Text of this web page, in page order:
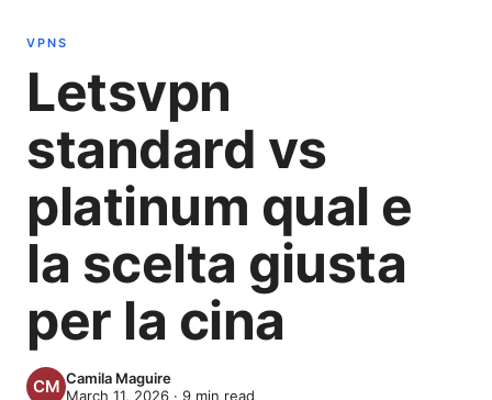
VPNS
Letsvpn
standard vs
platinum qual e
la scelta giusta
per la cina
Camila Maguire
March 11, 2026 · 9 min read